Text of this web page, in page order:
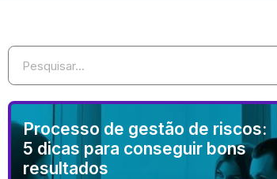
Processo de gestão de riscos:
5 dicas para conseguir bons
resultados